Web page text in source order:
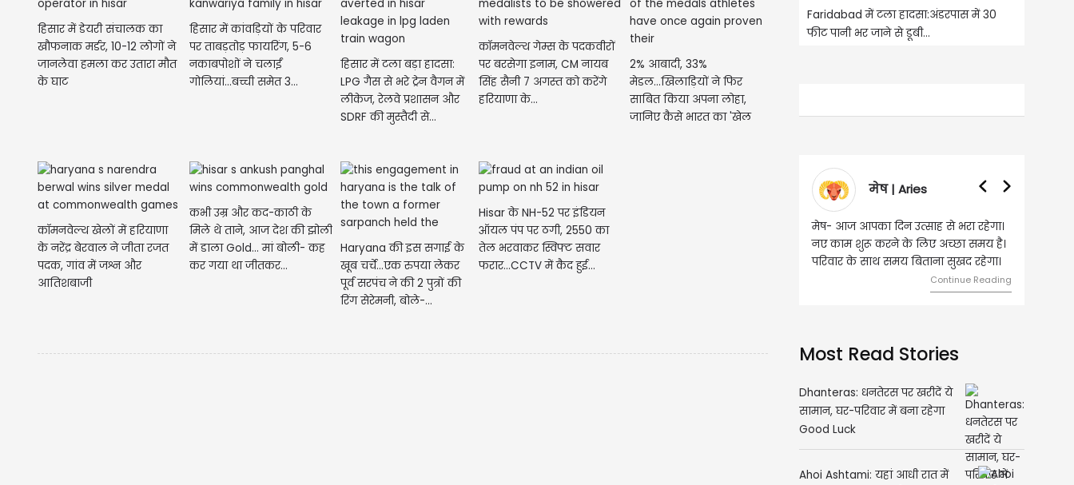
हिसार में डेयरी संचालक का
खौफनाक मर्डर, 10-12 लोगों ने
जानलेवा हमला कर उतारा मौत
के घाट
हिसार में कांवड़ियों के परिवार
पर ताबड़तोड़ फायरिंग, 5-6
नकाबपोशों ने चलाईं
गोलियां...बच्ची समेत 3...
हिसार में टला बड़ा हादसा:
LPG गैस से भरे ट्रेन वैगन में
लीकेज, रेलवे प्रशासन और
SDRF की मुस्तैदी से...
कॉमनवेल्थ गेम्स के पदकवीरों
पर बरसेगा इनाम, CM नायब
सिंह सैनी 7 अगस्त को करेंगे
हरियाणा के...
2% आबादी, 33%
मेडल...खिलाड़ियों ने फिर
साबित किया अपना लोहा,
जानिए कैसे भारत का 'खेल
कॉमनवेल्थ खेलों में हरियाणा
के नरेंद्र बेरवाल ने जीता रजत
पदक, गांव में जश्न और
आतिशबाजी
कभी उम्र और कद-काठी के
मिले थे ताने, आज देश की झोली
में डाला Gold... मां बोली- कह
कर गया था जीतकर...
Haryana की इस सगाई के
खूब चर्चे...एक रुपया लेकर
पूर्व सरपंच ने की 2 पुत्रों की
रिंग सेरेमनी, बोले-...
Hisar के NH-52 पर इंडियन
ऑयल पंप पर ठगी, 2550 का
तेल भरवाकर स्विफ्ट सवार
फरार...CCTV में कैद हुई...
Faridabad में टला हादसा:अंडरपास में 30
फीट पानी भर जाने से डूबी...
मेष | Aries
मेष- आज आपका दिन उत्साह से भरा रहेगा।
नए काम शुरू करने के लिए अच्छा समय है।
परिवार के साथ समय बिताना सुखद रहेगा।
वृषभ | Taurus
वृष- आज का दिन इस राशि के
लिए शुभ रहने वाला है। धन और
मामलों में सफलता मिलेगी। मित्रों से
मेलजोल बढ़ेगा। आर्थिक निवेश
समझकर...
Most Read Stories
Dhanteras: धनतेरस पर खरीदें ये
सामान, घर-परिवार में बना रहेगा